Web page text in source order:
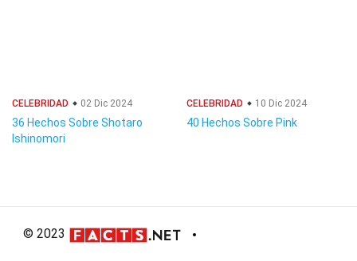
CELEBRIDAD 02 Dic 2024
36 Hechos Sobre Shotaro
Ishinomori
CELEBRIDAD 10 Dic 2024
40 Hechos Sobre Pink
© 2023